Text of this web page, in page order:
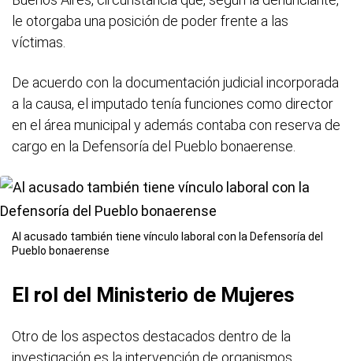
le otorgaba una posición de poder frente a las
víctimas.
De acuerdo con la documentación judicial incorporada
a la causa, el imputado tenía funciones como director
en el área municipal y además contaba con reserva de
cargo en la Defensoría del Pueblo bonaerense.
Al acusado también tiene vínculo laboral con la Defensoría del
Pueblo bonaerense
El rol del Ministerio de Mujeres
Otro de los aspectos destacados dentro de la
investigación es la intervención de organismos